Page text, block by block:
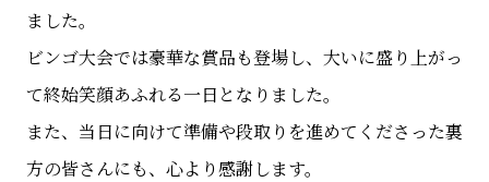
ました。
ビンゴ大会では豪華な賞品も登場し、大いに盛り上がっ
て終始笑顔あふれる一日となりました。
また、当日に向けて準備や段取りを進めてくださった裏
方の皆さんにも、心より感謝します。